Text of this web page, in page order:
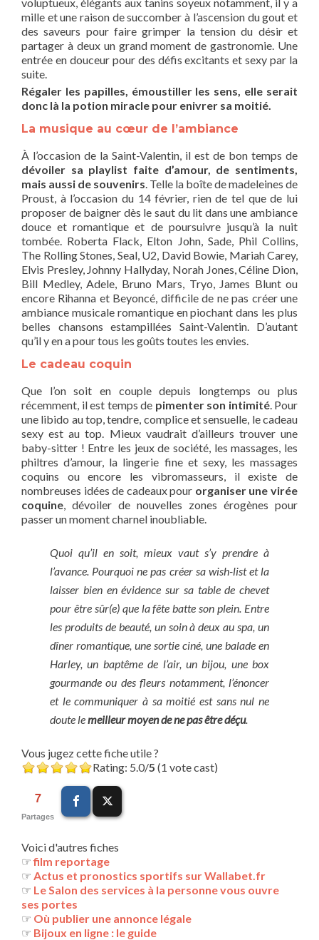
mille et une raison de succomber à l’ascension du gout et
des saveurs pour faire grimper la tension du désir et
partager à deux un grand moment de gastronomie. Une
entrée en douceur pour des défis excitants et sexy par la
suite.
Régaler les papilles, émoustiller les sens, elle serait
donc là la potion miracle pour enivrer sa moitié.
La musique au cœur de l’ambiance
À l’occasion de la Saint-Valentin, il est de bon temps de
dévoiler sa playlist faite d’amour, de sentiments,
mais aussi de souvenirs. Telle la boîte de madeleines de
Proust, à l’occasion du 14 février, rien de tel que de lui
proposer de baigner dès le saut du lit dans une ambiance
douce et romantique et de poursuivre jusqu’à la nuit
tombée. Roberta Flack, Elton John, Sade, Phil Collins,
The Rolling Stones, Seal, U2, David Bowie, Mariah Carey,
Elvis Presley, Johnny Hallyday, Norah Jones, Céline Dion,
Bill Medley, Adele, Bruno Mars, Tryo, James Blunt ou
encore Rihanna et Beyoncé, difficile de ne pas créer une
ambiance musicale romantique en piochant dans les plus
belles chansons estampillées Saint-Valentin. D’autant
qu’il y en a pour tous les goûts toutes les envies.
Le cadeau coquin
Que l’on soit en couple depuis longtemps ou plus
récemment, il est temps de pimenter son intimité. Pour
une libido au top, tendre, complice et sensuelle, le cadeau
sexy est au top. Mieux vaudrait d’ailleurs trouver une
baby-sitter ! Entre les jeux de société, les massages, les
philtres d’amour, la lingerie fine et sexy, les massages
coquins ou encore les vibromasseurs, il existe de
nombreuses idées de cadeaux pour organiser une virée
coquine, dévoiler de nouvelles zones érogènes pour
passer un moment charnel inoubliable.
Quoi qu’il en soit, mieux vaut s’y prendre à
l’avance. Pourquoi ne pas créer sa wish-list et la
laisser bien en évidence sur sa table de chevet
pour être sûr(e) que la fête batte son plein. Entre
les produits de beauté, un soin à deux au spa, un
dîner romantique, une sortie ciné, une balade en
Harley, un baptême de l’air, un bijou, une box
gourmande ou des fleurs notamment, l’énoncer
et le communiquer à sa moitié est sans nul ne
doute lemeilleur moyen de ne pas être déçu.
Vous jugez cette fiche utile ?
Rating: 5.0/5 (1 vote cast)
7
Partages
Voici d'autres fiches
☞film reportage
☞ Actus et pronostics sportifs sur Wallabet.fr
☞ Le Salon des services à la personne vous ouvre
ses portes
☞ Où publier une annonce légale
☞ Bijoux en ligne : le guide